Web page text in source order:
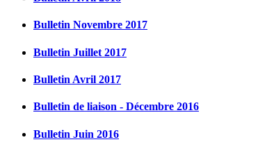
Bulletin Novembre 2017
Bulletin Juillet 2017
Bulletin Avril 2017
Bulletin de liaison - Décembre 2016
Bulletin Juin 2016